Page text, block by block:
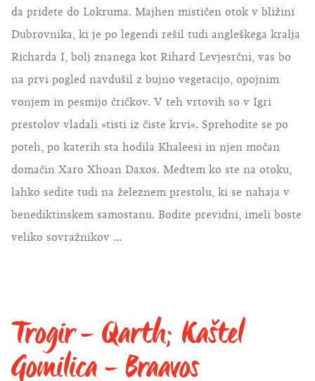
da pridete do Lokruma. Majhen mističen otok v bližini
Dubrovnika, ki je po legendi rešil tudi angleškega kralja
Richarda I, bolj znanega kot Rihard Levjesrčni, vas bo
na prvi pogled navdušil z bujno vegetacijo, opojnim
vonjem in pesmijo čričkov. V teh vrtovih so v Igri
prestolov vladali »tisti iz čiste krvi«. Sprehodite se po
poteh, po katerih sta hodila Khaleesi in njen močan
domačin Xaro Xhoan Daxos. Medtem ko ste na otoku,
lahko sedite tudi na železnem prestolu, ki se nahaja v
benediktinskem samostanu. Bodite previdni, imeli boste
veliko sovražnikov ...
Trogir - Qarth; Kaštel
Gomilica - Braavos